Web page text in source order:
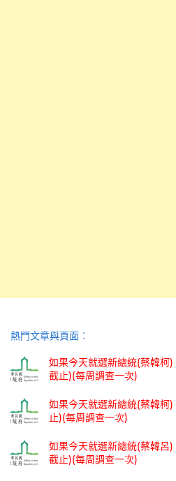
熱門文章與頁面︰
如果今天就選新總統(蔡韓柯
截止)(每周調查一次)
如果今天就選新總統(蔡韓柯
止)(每周調查一次)
如果今天就選新總統(蔡韓呂
截止)(每周調查一次)